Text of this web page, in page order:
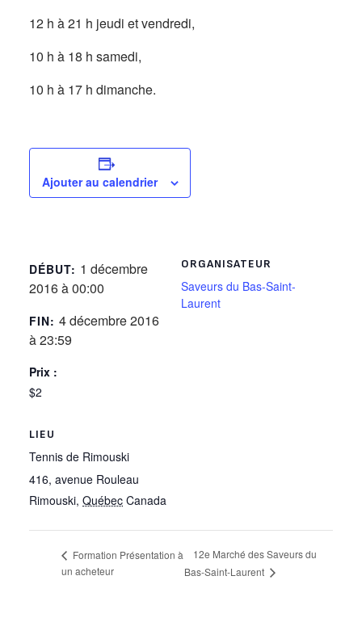
12 h à 21 h jeudi et vendredi,
10 h à 18 h samedi,
10 h à 17 h dimanche.
Ajouter au calendrier
DÉBUT: 1 décembre
2016 à 00:00
FIN:4 décembre 2016
à 23:59
Prix :
$2
LIEU
Tennis de Rimouski
416, avenue Rouleau
Rimouski, Québec Canada
ORGANISATEUR
Saveurs du Bas-Saint-
Laurent
Formation Présentation à
un acheteur
12e Marché des Saveurs du
Bas-Saint-Laurent